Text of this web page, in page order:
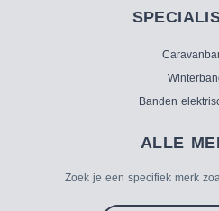
Banden
ALLE
Zoek je een specifiek merk